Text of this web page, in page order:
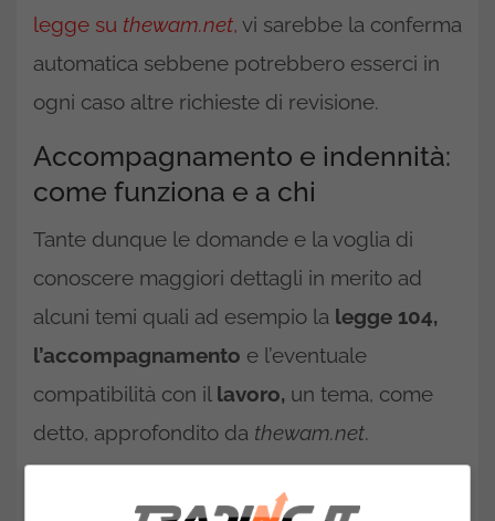
legge su thewam.net, vi sarebbe la conferma
automatica sebbene potrebbero esserci in
ogni caso altre richieste di revisione.
Accompagnamento e indennità:
come funziona e a chi
Tante dunque le domande e la voglia di
conoscere maggiori dettagli in merito ad
alcuni temi quali ad esempio la legge 104,
l’accompagnamento e l’eventuale
compatibilità con il lavoro, un tema, come
detto, approfondito da thewam.net.
l’indennità di